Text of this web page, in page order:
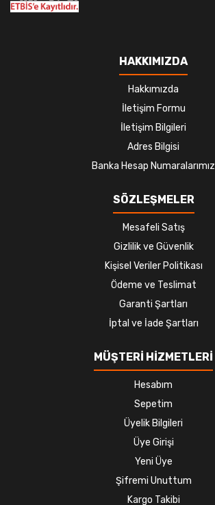
HAKKIMIZDA
Hakkımızda
İletişim Formu
İletişim Bilgileri
Adres Bilgisi
Banka Hesap Numaralarımız
SÖZLEŞMELER
Mesafeli Satış
Gizlilik ve Güvenlik
Kişisel Veriler Politikası
Ödeme ve Teslimat
Garanti Şartları
İptal ve İade Şartları
MÜŞTERİ HİZMETLERİ
Hesabım
Sepetim
Üyelik Bilgileri
Üye Girişi
Yeni Üye
Şifremi Unuttum
Kargo Takibi